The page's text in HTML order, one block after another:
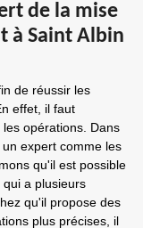
de la mise
à Saint Albin
de réussir les
effet, il faut
opérations. Dans
expert comme les
qu'il est possible
a plusieurs
qu'il propose des
plus précises, il